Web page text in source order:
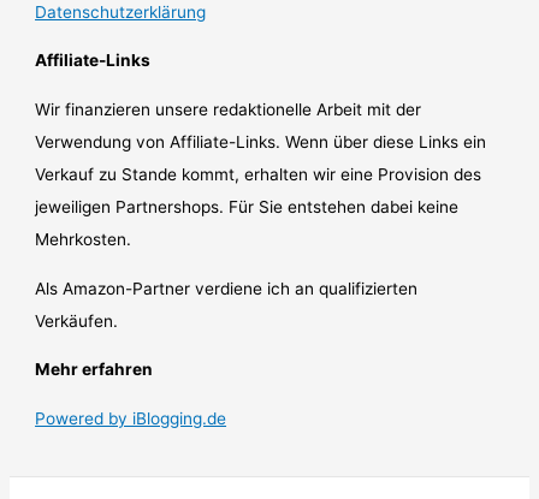
Datenschutzerklärung
Affiliate-Links
Wir finanzieren unsere redaktionelle Arbeit mit der
Verwendung von Affiliate-Links. Wenn über diese Links ein
Verkauf zu Stande kommt, erhalten wir eine Provision des
jeweiligen Partnershops. Für Sie entstehen dabei keine
Mehrkosten.
Als Amazon-Partner verdiene ich an qualifizierten
Verkäufen.
Mehr erfahren
Powered by iBlogging.de